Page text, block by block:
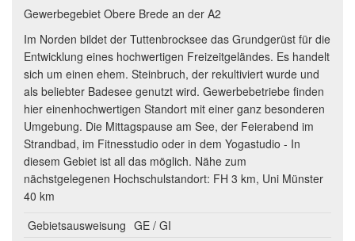
Gewerbegebiet Obere Brede an der A2
Im Norden bildet der Tuttenbrocksee das Grundgerüst für die
Entwicklung eines hochwertigen Freizeitgeländes. Es handelt
sich um einen ehem. Steinbruch, der rekultiviert wurde und
als beliebter Badesee genutzt wird. Gewerbebetriebe finden
hier einenhochwertigen Standort mit einer ganz besonderen
Umgebung. Die Mittagspause am See, der Feierabend im
Strandbad, im Fitnesstudio oder in dem Yogastudio - In
diesem Gebiet ist all das möglich. Nähe zum
nächstgelegenen Hochschulstandort: FH 3 km, Uni Münster
40 km
Gebietsausweisung GE / GI